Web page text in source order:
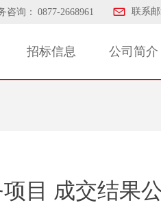
招标信息 公司简介
咨询： 0877-2668961 联系邮
目 成交结果